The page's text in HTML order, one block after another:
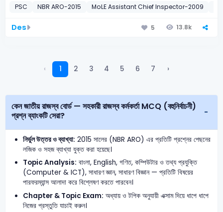
PSC NBR ARO-2015 MoLE Assistant Chief Inspector-2009
Des 5 13.8k
‹ 1 2 3 4 5 6 7 ›
কেন জাতীয় রাজস্ব বোর্ড — সহকারী রাজস্ব কর্মকর্তা MCQ (বহুনির্বাচনী)
প্রশ্ন ব্যাংকটি সেরা?
নির্ভুল উত্তর ও ব্যাখ্যা: 2015 সালের (NBR ARO) এর প্রতিটি প্রশ্নের পেছনের
লজিক ও সহজ ব্যাখ্যা যুক্ত করা হয়েছে।
Topic Analysis: বাংলা, English, গণিত, কম্পিউটার ও তথ্য প্রযুক্তি
(Computer & ICT), সাধারণ জ্ঞান, সাধারণ বিজ্ঞান — প্রতিটি বিষয়ের
পারফরম্যান্স আলাদা করে বিশ্লেষণ করতে পারবেন।
Chapter & Topic Exam: অধ্যায় ও টপিক অনুযায়ী এক্সাম দিয়ে ধাপে ধাপে
নিজের প্রস্তুতি যাচাই করুন।